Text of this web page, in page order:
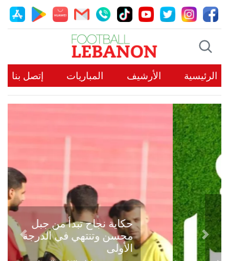
الرئيسية الأرشيف المباريات إتصل بنا
حكاية نجاح تبدأ من جبل
محسن وتنتهي في الدرجة
الأولىPrevious
Next